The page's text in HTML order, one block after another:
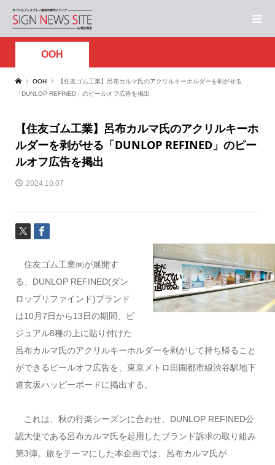
OOH
OOH
【住友ゴム工業】呂布カルマ氏のアクリルキーホルダーを剥がせる
「DUNLOP REFINED」のピールオフ広告を掲出
【住友ゴム工業】呂布カルマ氏のアクリルキーホ
ルダーを剥がせる「DUNLOP REFINED」のピー
ルオフ広告を掲出
2024.10.07
住友ゴム工業㈱が展開す
る、DUNLOP REFINED(ダン
ロップリファインド)ブランド
は10月7日から13日の期間、ビ
ジュアル8種の上に貼り付けた
呂布カルマ氏のアクリルキーホルダーを剥がして持ち帰ること
ができるピールオフ広告を、東京メトロ田園都市線渋谷駅地下
道玄坂ハッピーボードに掲出する。
これは、秋の行楽シーズンに合わせ、DUNLOP REFINED公
認大使である呂布カルマ氏を起用したブランド訴求の取り組み
第3弾。旅をテーマにした本企画では、呂布カルマ氏が